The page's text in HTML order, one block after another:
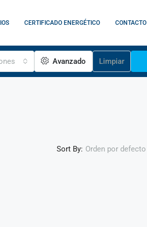
CERTIFICADO ENERGÉTICO CONTACTO
Avanzado Limpiar
Sort By: Orden por defecto